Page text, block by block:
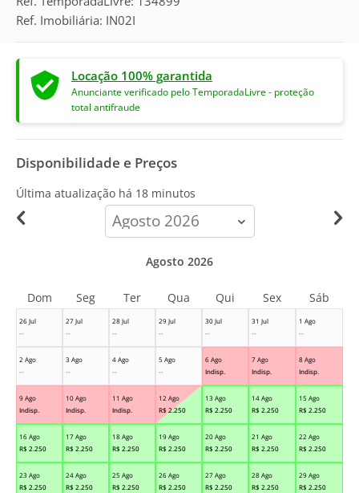
Ref. Imobiliária: IN02I
Locação 100% garantida
Anunciante verificado pelo TemporadaLivre - proteção
total antifraude
Disponibilidade e Preços
Última atualização há 18 minutos
calendar-
month
26 Jul
--
27 Jul
--
28 Jul
--
29 Jul
--
30 Jul
--
31 Jul
--
1 Ago
--
2 Ago
--
3 Ago
--
4 Ago
--
5 Ago
--
6 Ago
Indisp.
7 Ago
Indisp.
8 Ago
Indisp.
9 Ago
Indisp.
10 Ago
Indisp.
11 Ago
Indisp.
12 Ago
R$ 2.250
13 Ago
R$ 2.250
14 Ago
R$ 2.250
15 Ago
R$ 2.250
16 Ago
R$ 2.250
17 Ago
R$ 2.250
18 Ago
R$ 2.250
19 Ago
R$ 2.250
20 Ago
R$ 2.250
21 Ago
R$ 2.250
22 Ago
R$ 2.250
23 Ago
R$ 2.250
24 Ago
R$ 2.250
25 Ago
R$ 2.250
26 Ago
R$ 2.250
27 Ago
R$ 2.250
28 Ago
R$ 2.250
29 Ago
R$ 2.250
Agosto 2026
Dom Seg Ter Qua Qui Sex Sáb